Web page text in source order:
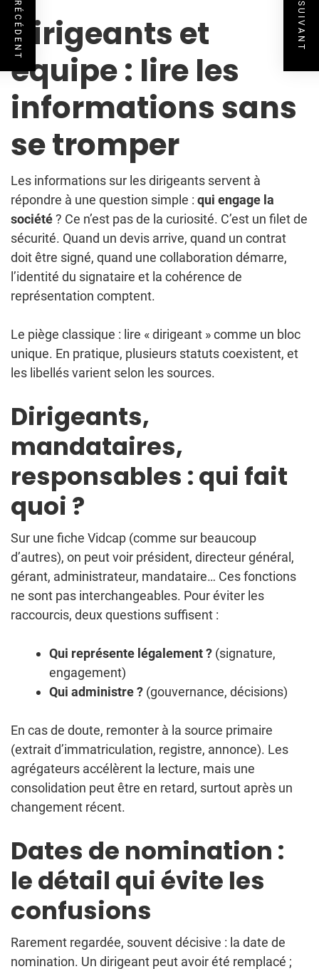
Dirigeants et
équipe : lire les
informations sans
se tromper
Les informations sur les dirigeants servent à
répondre à une question simple : qui engage la
société? Ce n’est pas de la curiosité. C’est un filet de
sécurité. Quand un devis arrive, quand un contrat
doit être signé, quand une collaboration démarre,
l’identité du signataire et la cohérence de
représentation comptent.
Le piège classique : lire « dirigeant » comme un bloc
unique. En pratique, plusieurs statuts coexistent, et
les libellés varient selon les sources.
Dirigeants,
mandataires,
responsables : qui fait
quoi ?
Sur une fiche Vidcap (comme sur beaucoup
d’autres), on peut voir président, directeur général,
gérant, administrateur, mandataire… Ces fonctions
ne sont pas interchangeables. Pour éviter les
raccourcis, deux questions suffisent :
Qui représente légalement ? (signature,
engagement)
Qui administre ? (gouvernance, décisions)
En cas de doute, remonter à la source primaire
(extrait d’immatriculation, registre, annonce). Les
agrégateurs accélèrent la lecture, mais une
consolidation peut être en retard, surtout après un
changement récent.
Dates de nomination :
le détail qui évite les
confusions
Rarement regardée, souvent décisive : la date de
nomination. Un dirigeant peut avoir été remplacé ;